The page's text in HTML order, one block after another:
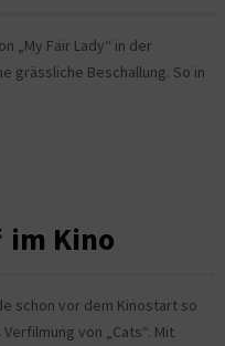
„My Fair Lady“ in der
grässliche Beschallung. So in
im Kino
schon vor dem Kinostart so
von „Cats“. Mit